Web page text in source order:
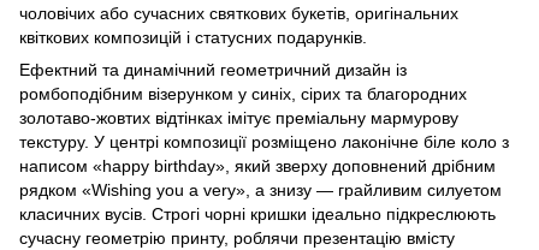
чоловічих або сучасних святкових букетів, оригінальних
квіткових композицій і статусних подарунків.
Ефектний та динамічний геометричний дизайн із
ромбоподібним візерунком у синіх, сірих та благородних
золотаво-жовтих відтінках імітує преміальну мармурову
текстуру. У центрі композиції розміщено лаконічне біле коло з
написом «happy birthday», який зверху доповнений дрібним
рядком «Wishing you a very», а знизу — грайливим силуетом
класичних вусів. Строгі чорні кришки ідеально підкреслюють
сучасну геометрію принту, роблячи презентацію вмісту